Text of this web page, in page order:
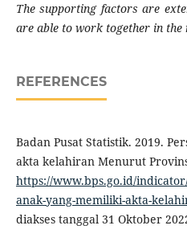
The supporting factors are
are able to work together in the
REFERENCES
Badan Pusat Statistik. 2019.
akta kelahiran Menurut
https://www.bps.go.id/
anak-yang-memiliki-akta-
diakses tanggal 31 Oktober